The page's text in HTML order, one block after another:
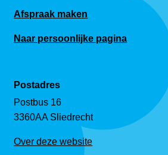
Afspraak maken
Naar persoonlijke pagina
Postadres
Postbus 16
3360AA Sliedrecht
Over deze website